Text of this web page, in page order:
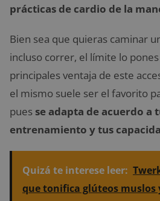
prácticas de cardio de la
Bien sea que quieras caminar
incluso correr, el límite lo pones
principales ventaja de este
el mismo suele ser el favorito
pues se adapta de acuerdo a
entrenamiento y tus
Quizá te interese leer:
que tonifica glúteos muslos